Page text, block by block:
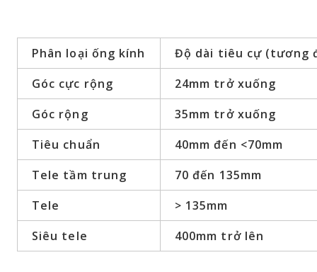
Phân loại ống kính
Độ dài tiêu cự (tương
Góc cực rộng
24mm trở xuống
Góc rộng
35mm trở xuống
Tiêu chuẩn
40mm đến <70mm
Tele tầm trung
70 đến 135mm
Tele
> 135mm
Siêu tele
400mm trở lên